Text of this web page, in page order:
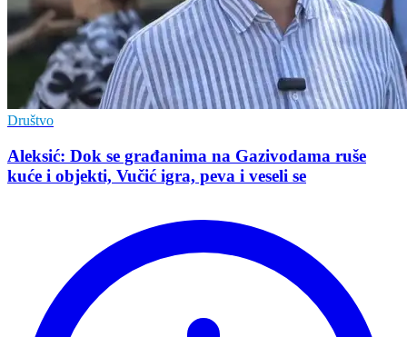
Društvo
Aleksić: Dok se građanima na Gazivodama ruše
kuće i objekti, Vučić igra, peva i veseli se